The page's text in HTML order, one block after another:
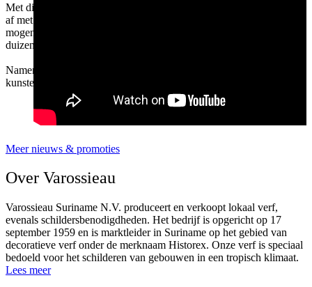
Met dit project sluiten we 10 jaar Colorful Communities in Suriname
af met trots en dankbaarheid. In totaal hebben we dertien projecten
mogen realiseren—een tastbare bijdrage aan de leefomgeving van
duizenden mensen.
Namens het hele team van Varossieau: bedankt aan alle vrijwilligers,
kunstenaars en partners die dit project mogelijk hebben gemaakt!
Meer nieuws & promoties
Over Varossieau
Varossieau Suriname N.V. produceert en verkoopt lokaal verf,
evenals schildersbenodigdheden. Het bedrijf is opgericht op 17
september 1959 en is marktleider in Suriname op het gebied van
decoratieve verf onder de merknaam Historex. Onze verf is speciaal
bedoeld voor het schilderen van gebouwen in een tropisch klimaat.
Lees meer